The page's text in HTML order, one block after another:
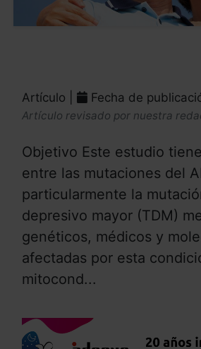
Artículo | Fecha de
Artículo revisado por nuestra
Objetivo Este estudio
entre las mutaciones del
particularmente la
depresivo mayor (TDM)
genéticos, médicos y
afectadas por esta
mitocond...